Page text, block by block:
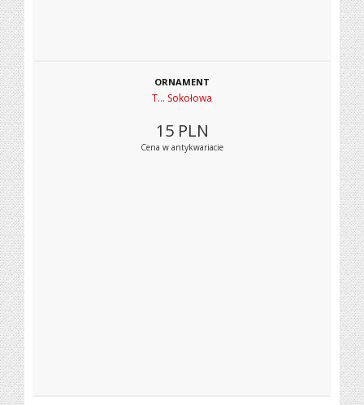
ORNAMENT
T... Sokołowa
15 PLN
Cena w antykwariacie